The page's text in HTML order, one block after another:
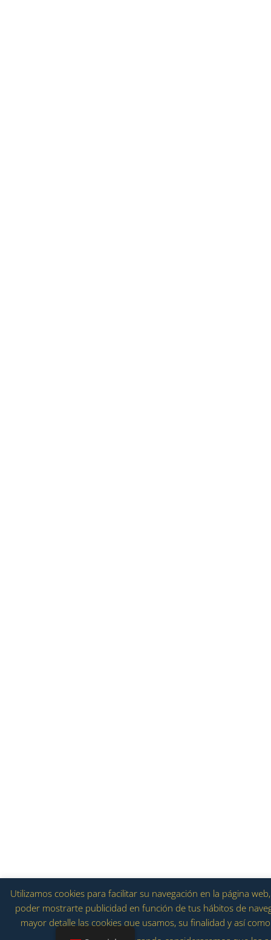
Utilizamos cookies para facilitar su navegación en la página
poder mostrarte publicidad en función de tus hábitos de
mayor detalle las cookies que usamos, su finalidad y así